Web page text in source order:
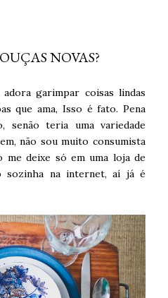
NOVAS?
garimpar coisas lindas
que ama, Isso é fato. Pena
senão teria uma variedade
não sou muito consumista
me deixe só em uma loja de
sozinha na internet, aí já é